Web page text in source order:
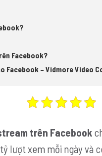
Facebook?
Facebook – Vidmore Video
trên Facebook
xem mỗi ngày và